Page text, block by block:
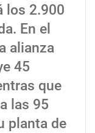
los 2.900
En el
alianza
45
que
las 95
planta de